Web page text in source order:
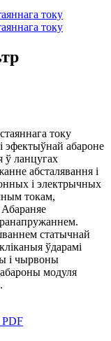
току
абароне
ў ланцугах
абсталявання і
і электрычных
токам,
статычнай
ўдарамі
і чырвоны
модуля